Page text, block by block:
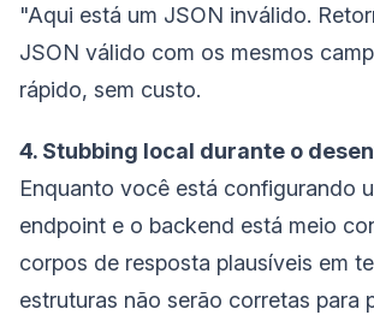
"Aqui está um JSON inválido.
JSON válido com os mesmos
rápido, sem custo.
4. Stubbing local durante o
Enquanto você está configurando
endpoint e o backend está meio
corpos de resposta plausíveis em
estruturas não serão corretas para